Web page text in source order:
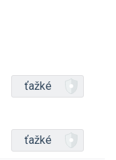
ťažké
ťažké